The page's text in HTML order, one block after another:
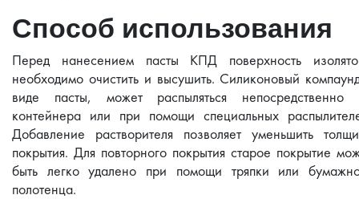
Способ использования
Перед нанесением пасты КПД поверхность
необходимо очистить и высушить. Силиконовый
виде пасты, может распыляться непосредственно
контейнера или при помощи специальных
Добавление растворителя позволяет уменьшить
покрытия. Для повторного покрытия старое покрытие
быть легко удалено при помощи тряпки или
полотенца.